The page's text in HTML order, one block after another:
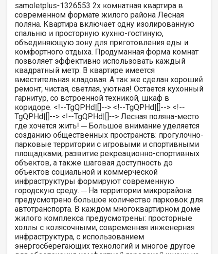
samoletplus-1326553 2х комнатная квартира в
современном формате жилого района Лесная
поляна. Квартира включает одну изолированную
спальню и просторную кухню-гостиную,
объединяющую зону для приготовления еды и
комфортного отдыха. Продуманная форма комнат
позволяет эффективно использовать каждый
квадратный метр. В квартире имеется
вместительная кладовая. А так же сделан хороший
ремонт, чистая, светлая, уютная! Остается кухонный
гарнитур, со встроенной техникой, шкаф в
коридоре. <!--TgQPHd|[]--> <!--TgQPHd|[]--> <!--
TgQPHd|[]--> <!--TgQPHd|[]--> Лесная поляна-место
где хочется жить! ─ Большое внимание уделяется
созданию общественных пространств: прогулочно-
парковые территории с игровыми и спортивными
площадками, развитие рекреационно-спортивных
объектов, а также шаговая доступность до
объектов социальной и коммерческой
инфраструктуры формируют современную
городскую среду. ─ На территории микрорайона
предусмотрено большое количество парковок для
автотранспорта. В каждом многоквартирном доме
жилого комплекса предусмотрены: просторные
холлы с колясочными, современная инженерная
инфраструктура, с использованием
энергосберегающих технологий и многое другое